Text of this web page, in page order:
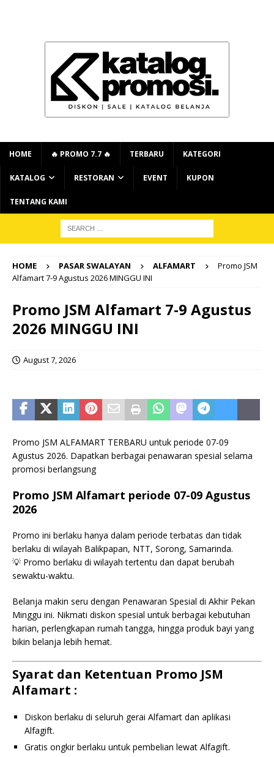
HOME 🔥 PROMO 7.7 🔥 TERBARU KATEGORI
KATALOG RESTORAN EVENT KUPON
TENTANG KAMI
HOME PASAR SWALAYAN ALFAMART
Promo JSM
Alfamart 7-9 Agustus 2026 MINGGU INI
Promo JSM Alfamart 7-9 Agustus
2026 MINGGU INI
August 7, 2026
Promo JSM ALFAMART TERBARU untuk periode 07-09
Agustus 2026. Dapatkan berbagai penawaran spesial selama
promosi berlangsung
Promo JSM Alfamart periode 07-09 Agustus
2026
Promo ini berlaku hanya dalam periode terbatas dan tidak
berlaku di wilayah Balikpapan, NTT, Sorong, Samarinda.
💡 Promo berlaku di wilayah tertentu dan dapat berubah
sewaktu-waktu.
Belanja makin seru dengan Penawaran Spesial di Akhir Pekan
Minggu ini. Nikmati diskon spesial untuk berbagai kebutuhan
harian, perlengkapan rumah tangga, hingga produk bayi yang
bikin belanja lebih hemat.
Syarat dan Ketentuan Promo JSM
Alfamart :
Diskon berlaku di seluruh gerai Alfamart dan aplikasi
Alfagift.
Gratis ongkir berlaku untuk pembelian lewat Alfagift.